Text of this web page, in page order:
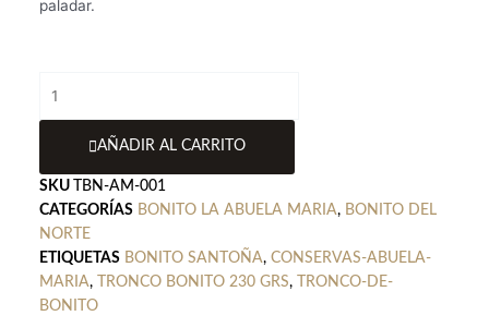
paladar.
de
Norte
Abuela
Maria
cantidad
AÑADIR AL CARRITO
SKU
TBN-AM-001
CATEGORÍAS BONITO LA ABUELA MARIA, BONITO DEL
NORTE
ETIQUETAS BONITO SANTOÑA, CONSERVAS-ABUELA-
MARIA, TRONCO BONITO 230 GRS,
TRONCO-DE-
BONITO